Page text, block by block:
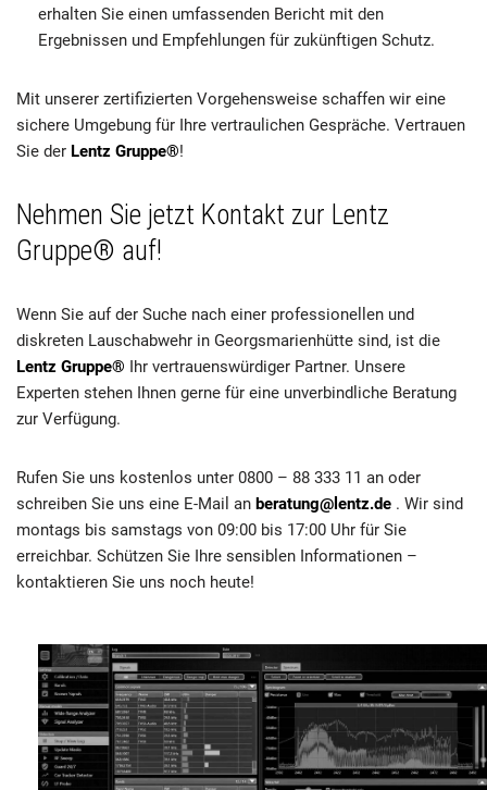
erhalten Sie einen umfassenden Bericht mit den
Ergebnissen und Empfehlungen für zukünftigen Schutz.
Mit unserer zertifizierten Vorgehensweise schaffen wir eine
sichere Umgebung für Ihre vertraulichen Gespräche. Vertrauen
Sie der Lentz Gruppe®!
Nehmen Sie jetzt Kontakt zur Lentz
Gruppe® auf!
Wenn Sie auf der Suche nach einer professionellen und
diskreten Lauschabwehr in Georgsmarienhütte sind, ist die
Lentz Gruppe® Ihr vertrauenswürdiger Partner. Unsere
Experten stehen Ihnen gerne für eine unverbindliche Beratung
zur Verfügung.
Rufen Sie uns kostenlos unter 0800 – 88 333 11 an oder
schreiben Sie uns eine E-Mail an beratung@lentz.de . Wir sind
montags bis samstags von 09:00 bis 17:00 Uhr für Sie
erreichbar. Schützen Sie Ihre sensiblen Informationen –
kontaktieren Sie uns noch heute!